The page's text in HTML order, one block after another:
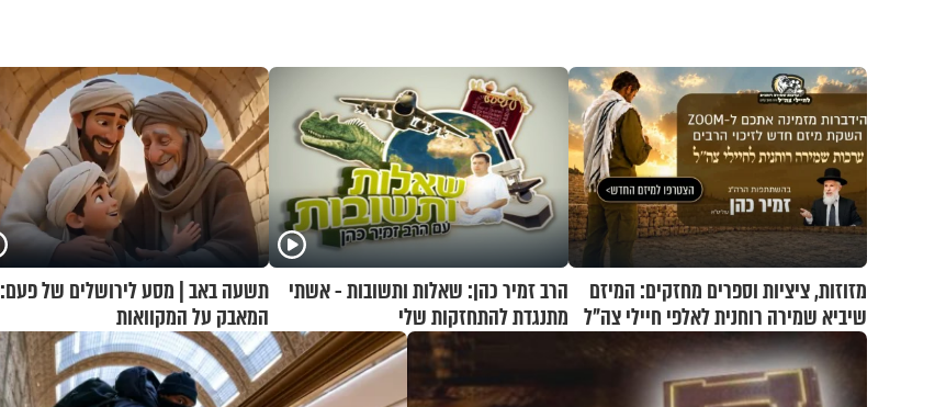
מזוזות, ציציות וספרים מחזקים: המיזם
שיביא שמירה רוחנית לאלפי חיילי צה"ל
הרב זמיר כהן: שאלות ותשובות - אשתי
מתנגדת להתחזקות שלי
תשעה באב | מסע לירושלים של פעם:
המאבק על המקוואות